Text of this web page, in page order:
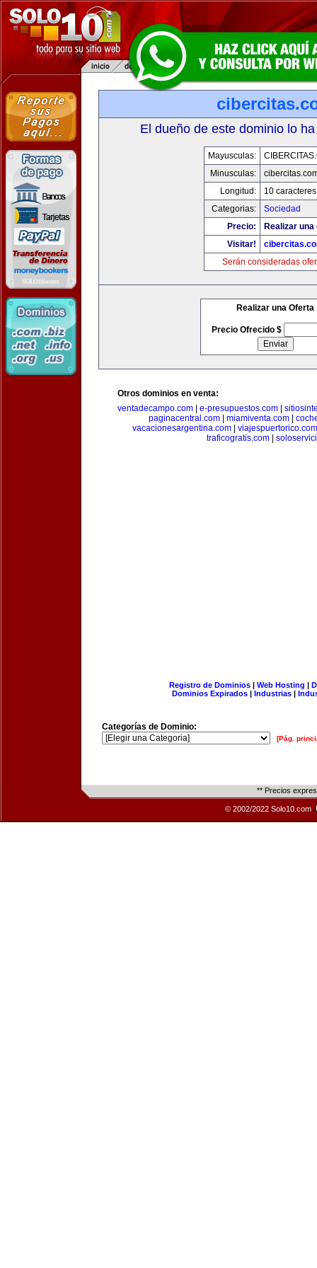
El dueño de este dominio lo
Mayusculas:
Minusculas:
Longitud:
10 caracteres
Categorias:
Sociedad
Precio:
Realizar
Visitar!
Serán consideradas
Realizar una Oferta
Precio Ofrecido $
Otros dominios en venta:
ventadecampo.com
e-presupuestos.com
paginacentral.com| miamiventa.com|
vacacionesargentina.com
viajespuertorico.com
traficogratis.com|
Registro de Dominios| Web Hosting |
Dominios Expirados | Industrias |
Categorías de Dominio:
[Pág.
** Precios
© 2002/2022 Solo10.com